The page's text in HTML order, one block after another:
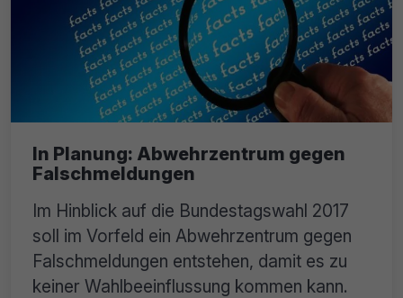
In Planung: Abwehrzentrum gegen
Falschmeldungen
Im Hinblick auf die Bundestagswahl 2017
soll im Vorfeld ein Abwehrzentrum gegen
Falschmeldungen entstehen, damit es zu
keiner Wahlbeeinflussung kommen kann.